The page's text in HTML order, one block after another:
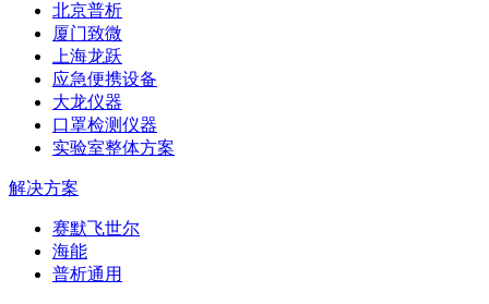
北京普析
厦门致微
上海龙跃
应急便携设备
大龙仪器
口罩检测仪器
实验室整体方案
解决方案
赛默飞世尔
海能
普析通用